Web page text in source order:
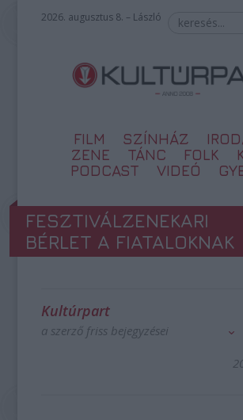
2026. augusztus 8. – László
FILM SZÍNHÁZ
ZENE
TÁNC FOLK
PODCAST
VIDEÓ
FESZTIVÁLZENEKARI
BÉRLET A FIATALOKNAK
Kultúrpart
a szerző friss bejegyzései